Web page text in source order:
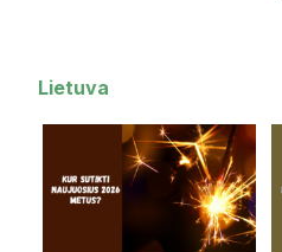
Lietuva